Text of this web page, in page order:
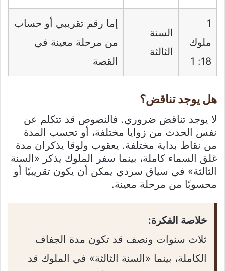
1
ملوك
18: 1
السنة
الثالثة
إما رقم تقريبي أو حساب
من مرحلة معينة في
القصة
هل يوجد تناقض؟
لا يوجد تناقض ضروري. فالنصوص قد تتكلم عن
نفس الحدث من زوايا مختلفة، أو تحسب المدة
من نقاط بداية مختلفة. يعقوب ولوقا يذكران مدة
غلق السماء كاملة، بينما سفر الملوك يذكر «السنة
الثالثة» في سياق سردي يمكن أن يكون تقريبيًا أو
محسوبًا من مرحلة معينة.
خلاصة الفكرة:
ثلاث سنوات ونصف قد تكون مدة الجفاف
الكاملة، بينما «السنة الثالثة» في الملوك قد